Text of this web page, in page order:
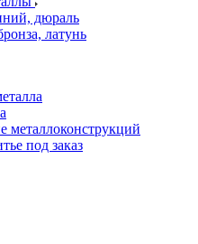
дюраль
латунь
металлоконструкций
под заказ